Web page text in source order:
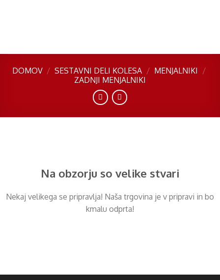
DOMOV / SESTAVNI DELI KOLESA / MENJALNIKI /
ZADNJI MENJALNIKI
Na obzorju so velike stvari
Nekaj ​​velikega se pripravlja! Naša trgovina je v pripravi in ​​bo
kmalu odprta!